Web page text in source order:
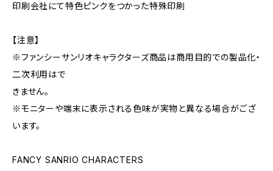
印刷会社にて特色ピンクをつかった特殊印刷
【注意】
※ファンシーサンリオキャラクターズ商品は商用目的での製品化・
二次利用はで
きません。
※モニターや端末に表示される色味が実物と異なる場合がござ
います。
FANCY SANRIO CHARACTERS